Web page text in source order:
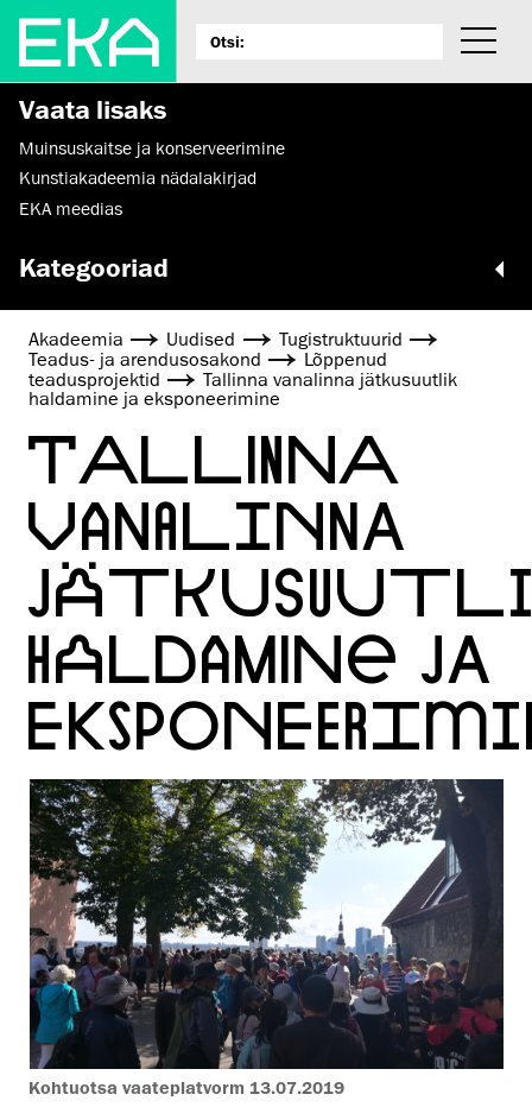
Vaata lisaks
Muinsus­kaitse ja konserveerimine
Kunstiakadeemia nädalakirjad
EKA meedias
Kategooriad
Akadeemia Uudised
Tugistruktuurid
Teadus- ja arendusosakond
Lõppenud
teadusprojektid
Tallinna vanalinna jätkusuutlik
haldamine ja eksponeerimine
TALLINNA
VANALINNA
HALDAMINE JA
Kohtuotsa vaateplatvorm 13.07.2019